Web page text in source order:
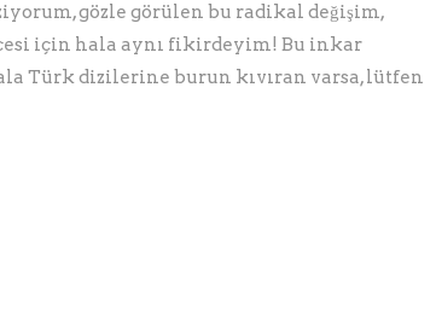
gözle görülen bu radikal değişim,
için hala aynı fikirdeyim! Bu inkar
Türk dizilerine burun kıvıran varsa, lütfen